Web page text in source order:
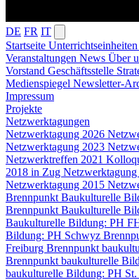
DE FR IT
Startseite Unterrichtseinheiten
Veranstaltungen News Über
Vorstand Geschäftsstelle
Medienspiegel Newsletter-
Impressum
Projekte
Netzwerktagungen
Netzwerktagung 2026
Netzwerktagung 2023
Netzwerktreffen 2021
2018 in Zug
Netzwerktagung 2015
Brennpunkt Baukulturelle
Brennpunkt Baukulturelle
Baukulturelle Bildung: PH
Bildung: PH Schwyz
Freiburg Brennpunkt
Brennpunkt baukulturelle
baukulturelle Bildung: PH St.